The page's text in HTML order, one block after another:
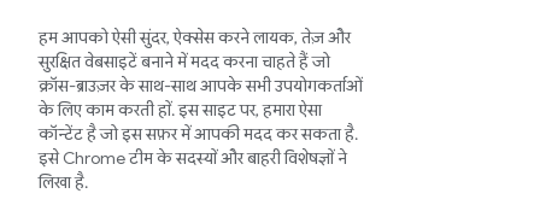
हम आपको ऐसी सुंदर, ऐक्सेस करने लायक, तेज़ और
सुरक्षित वेबसाइटें बनाने में मदद करना चाहते हैं जो
क्रॉस-ब्राउज़र के साथ-साथ आपके सभी उपयोगकर्ताओं
के लिए काम करती हों. इस साइट पर, हमारा ऐसा
कॉन्टेंट है जो इस सफ़र में आपकी मदद कर सकता है.
इसे Chrome टीम के सदस्यों और बाहरी विशेषज्ञों ने
लिखा है.